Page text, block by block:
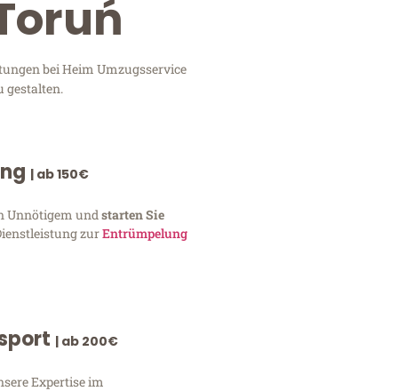
bei Heim Umzugsservice
gestalten.
| ab 150€
Unnötigem undstarten Sie
zurEntrümpelung
| ab 200€
Expertise im